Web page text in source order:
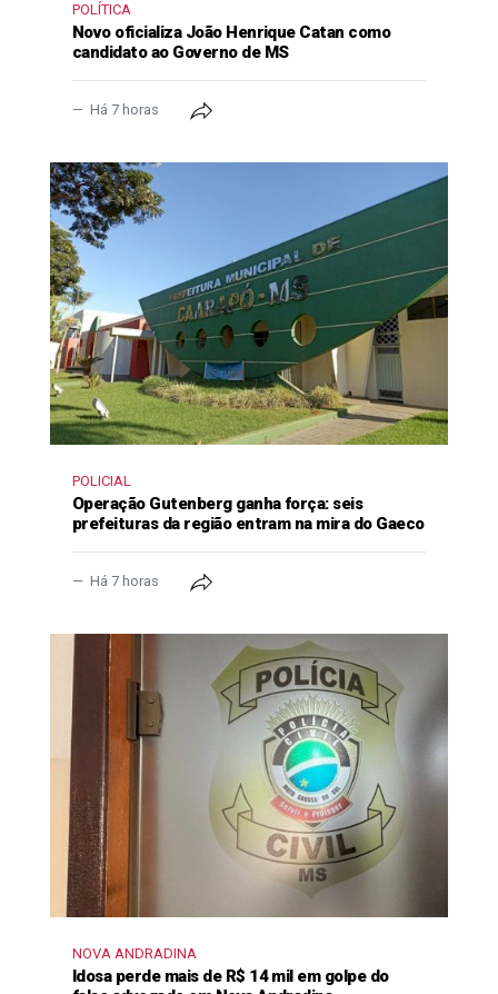
POLÍTICA
Novo oficializa João Henrique Catan como
candidato ao Governo de MS
Há 7 horas
POLICIAL
Operação Gutenberg ganha força: seis
prefeituras da região entram na mira do Gaeco
Há 7 horas
NOVA ANDRADINA
Idosa perde mais de R$ 14 mil em golpe do